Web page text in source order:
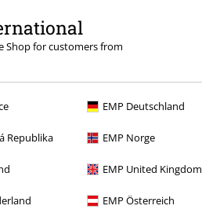
Shop for customers from
EMP Deutschland
Republika EMP Norge
EMP United Kingdom
EMP Österreich